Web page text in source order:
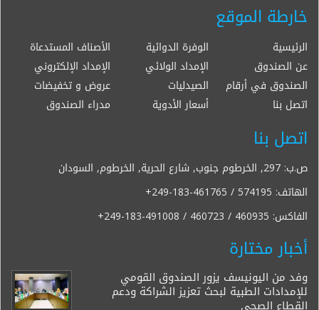
خارطة الموقع
الرئيسية الوفرة الدوائية
الأصناف المستدعاة
عن الصندوق
الإمداد الولائي
الإمداد الإلكتروني
الصندوق في أرقام
الصيدليات
عروض و تخفيضات
اتصل بنا
أسعار الأدوية مدراء الصندوق
اتصل بنا
ص.ب: 297, الخرطوم جنوب, شارع الحرية, الخرطوم, السودان
الهاتف: +249-183-461765 / 574195
الفاكس: +249-183-491008 / 460723 / 460935
أخبار مختارة
وفد من اليونيسف يزور الصندوق القومي
للإمدادات الطبية لبحث تعزيز الشراكة ودعم
القطاع الصحي